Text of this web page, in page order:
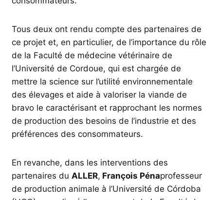
Tous deux ont rendu compte des partenaires de
ce projet et, en particulier, de l’importance du rôle
de la Faculté de médecine vétérinaire de
l’Université de Cordoue, qui est chargée de
mettre la science sur l’utilité environnementale
des élevages et aide à valoriser la viande de
bravo le caractérisant et rapprochant les normes
de production des besoins de l’industrie et des
préférences des consommateurs.
En revanche, dans les interventions des
partenaires du ALLER, François Pénaprofesseur
de production animale à l’Université de Córdoba